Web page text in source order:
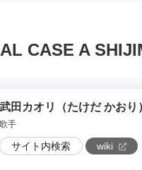
CASE A
武田カオリ（たけだ かおり
歌手
サイト内検索 wiki